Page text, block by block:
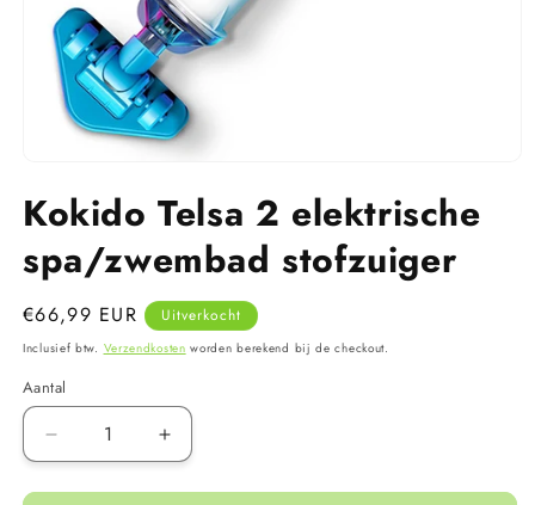
openen
in
Kokido Telsa 2 elektrische
spa/zwembad stofzuiger
Normale
prijs
€66,99 EUR Uitverkocht
Inclusief btw. Verzendkosten worden berekend bij de checkout.
Aantal
Aantal
verlagen
voor
Aantal
verhogen
voor